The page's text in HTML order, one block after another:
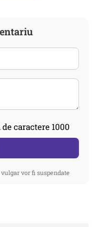
caractere 1000
vor fi suspendate